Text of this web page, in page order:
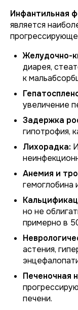
Инфантильная
является
Желудочно-
диарея,
к
увеличение
Задержка
гипотрофия,
Лихорадка:
Анемия и
гемоглобина
но не
примерно в
астения,
Печеночная
печени.